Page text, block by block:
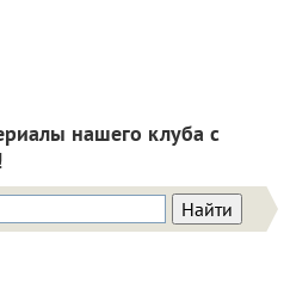
нашего клуба с